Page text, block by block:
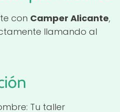
con Camper Alicante,
llamando al
Tu taller